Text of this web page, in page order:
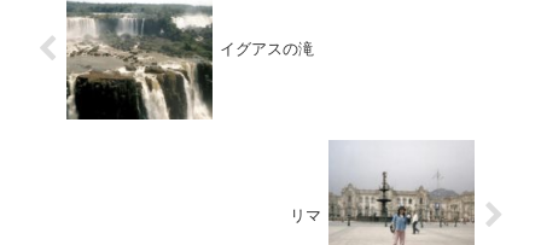
イグアスの滝
リマ